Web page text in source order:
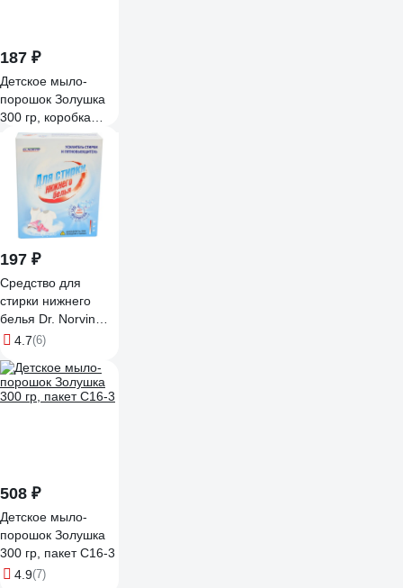
187 ₽
Детское мыло-
порошок Золушка
300 гр, коробка
С16-4
197 ₽
Средство для
стирки нижнего
белья Dr. Norvin
300 гр 2021
4.7(6)
508 ₽
Детское мыло-
порошок Золушка
300 гр, пакет С16-3
4.9(7)